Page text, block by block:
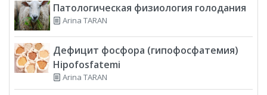
Патологическая физиология голодания
Arina TARAN
Дефицит фосфора (гипофосфатемия)
Hipofosfatemi
Arina TARAN